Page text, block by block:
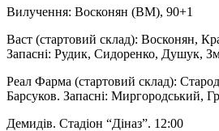
Вилучення: Восконян (ВМ), 90+1
Васт (стартовий склад): Восконян,
Запасні: Рудик, Сидоренко, Душук,
Реал Фарма (стартовий склад):
Барсуков. Запасні: Миргородський,
Демидів. Стадіон “Діназ”. 12:00